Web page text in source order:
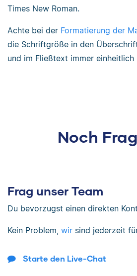
Times New Roman.
Achte bei der Formatierung der
die Schriftgröße in den
und im Fließtext immer einheitlich
Noch
Frag unser Team
Du bevorzugst einen direkten
Kein Problem, wir sind jederzeit
Starte den Live-Chat